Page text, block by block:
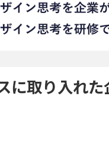
に取り入れ